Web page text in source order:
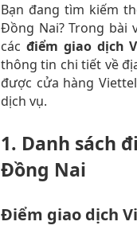
Bạn đang tìm kiếm
Đồng Nai? Trong bài
các điểm giao dịch
thông tin chi tiết về
được cửa hàng
dịch vụ.
1. Danh sách
Đồng Nai
Điểm giao dịch